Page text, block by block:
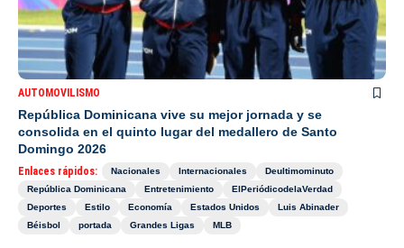
AUTOMOVILISMO
República Dominicana vive su mejor jornada y se
consolida en el quinto lugar del medallero de Santo
Domingo 2026
Enlaces rápidos: Nacionales Internacionales
Deultimominuto
República Dominicana
Entretenimiento
ElPeriódicodelaVerdad
Deportes
Estilo Economía Estados Unidos
Luis Abinader
Béisbol
portada Grandes Ligas MLB